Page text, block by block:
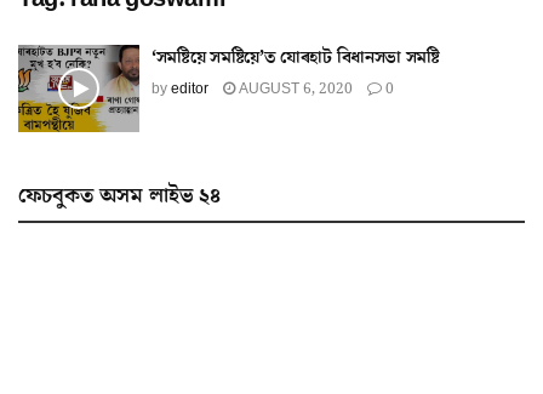
‘সমষ্টিয়ে সমষ্টিয়ে’ত যোৰহাট বিধানসভা সমষ্টি
byeditor AUGUST 6, 2020 0
ফেচবুকত অসম লাইভ ২৪